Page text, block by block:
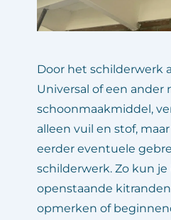
Door het schilderwerk
Universal of een ander
schoonmaakmiddel,
alleen vuil en stof,
eerder eventuele
schilderwerk. Zo kun
openstaande
opmerken of